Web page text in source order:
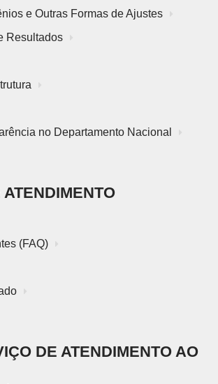
e Outras Formas de Ajustes
Resultados
no Departamento Nacional
(FAQ)
DE ATENDIMENTO AO